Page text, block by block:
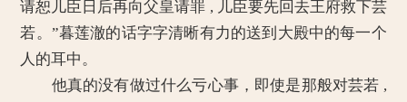
请恕儿臣日后再向父皇请罪 , 儿臣要先回去王府救下芸
若。”暮莲澈的话字字清晰有力的送到大殿中的每一个
人的耳中。
他真的没有做过什么亏心事，即使是那般对芸若 ,